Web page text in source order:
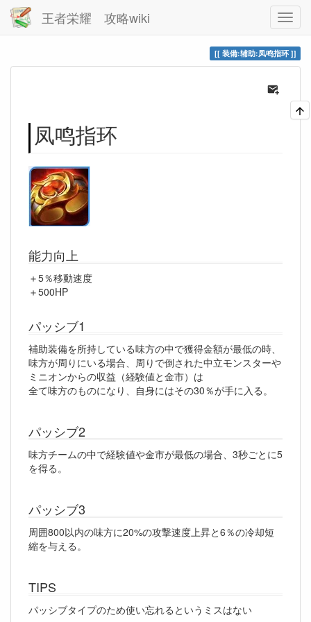
王者栄耀 攻略wiki
装備:辅助:凤鸣指环
凤鸣指环
能力向上
＋5％移動速度
＋500HP
パッシブ1
補助装備を所持している味方の中で獲得金額が最低の時、
味方が周りにいる場合、周りで倒された中立モンスターや
ミニオンからの収益（経験値と金市）は
全て味方のものになり、自身にはその30％が手に入る。
パッシブ2
味方チームの中で経験値や金市が最低の場合、3秒ごとに5
を得る。
パッシブ3
周囲800以内の味方に20%の攻撃速度上昇と6％の冷却短
縮を与える。
TIPS
パッシブタイプのため使い忘れるというミスはない